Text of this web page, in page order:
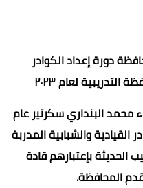
دورة إعداد الكوادر
لعام ٢٠٢٣
محمد البنداري سكرتير عام
والشبابية المدربة
الحديثة بإعتبارهم قادة
المحافظة.